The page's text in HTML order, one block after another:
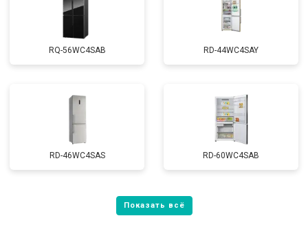
RQ-56WC4SAB RD-44WC4SAY
RD-46WC4SAS RD-60WC4SAB